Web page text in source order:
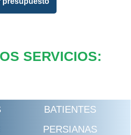
SERVICIOS:
BATIENTES
PERSIANAS